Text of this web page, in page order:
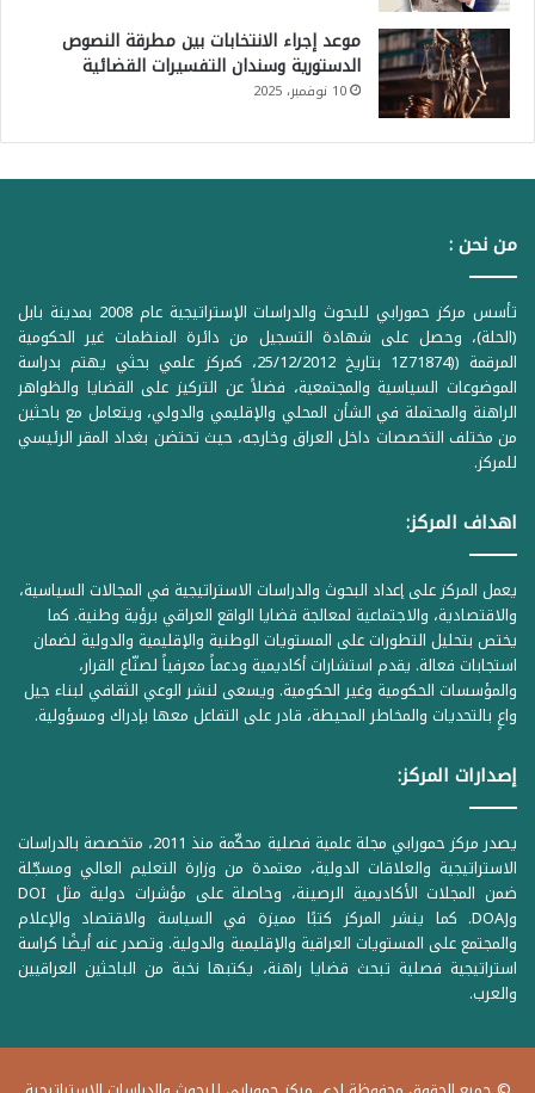
موعد إجراء الانتخابات بين مطرقة النصوص
الدستورية وسندان التفسيرات القضائية
10 نوفمبر، 2025
من نحن :
تأسس مركز حمورابي للبحوث والدراسات الإستراتيجية عام 2008 بمدينة بابل
(الحلة)، وحصل على شهادة التسجيل من دائرة المنظمات غير الحكومية
المرقمة ((1Z71874 بتاريخ 25/12/2012، كمركز علمي بحثي يهتم بدراسة
الموضوعات السياسية والمجتمعية، فضلاً عن التركيز على القضايا والظواهر
الراهنة والمحتملة في الشأن المحلي والإقليمي والدولي، ويتعامل مع باحثين
من مختلف التخصصات داخل العراق وخارجه، حيث تحتضن بغداد المقر الرئيسي
للمركز.
اهداف المركز:
يعمل المركز على إعداد البحوث والدراسات الاستراتيجية في المجالات السياسية،
والاقتصادية، والاجتماعية لمعالجة قضايا الواقع العراقي برؤية وطنية. كما
يختص بتحليل التطورات على المستويات الوطنية والإقليمية والدولية لضمان
استجابات فعالة. يقدم استشارات أكاديمية ودعماً معرفياً لصنّاع القرار،
والمؤسسات الحكومية وغير الحكومية. ويسعى لنشر الوعي الثقافي لبناء جيل
واعٍ بالتحديات والمخاطر المحيطة، قادر على التفاعل معها بإدراك ومسؤولية.
إصدارات المركز:
يصدر مركز حمورابي مجلة علمية فصلية محكّمة منذ 2011، متخصصة بالدراسات
الاستراتيجية والعلاقات الدولية، معتمدة من وزارة التعليم العالي ومسجّلة
ضمن المجلات الأكاديمية الرصينة، وحاصلة على مؤشرات دولية مثل DOI
وDOAJ. كما ينشر المركز كتبًا مميزة في السياسة والاقتصاد والإعلام
والمجتمع على المستويات العراقية والإقليمية والدولية. وتصدر عنه أيضًا كراسة
استراتيجية فصلية تبحث قضايا راهنة، يكتبها نخبة من الباحثين العراقيين
والعرب.